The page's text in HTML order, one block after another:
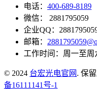
电话： 400-689-8189
微信： 2881795059
企业QQ：
邮箱：
工作时间：周一至周
© 2024 台宏光电官网 . 保
备16111141号-1